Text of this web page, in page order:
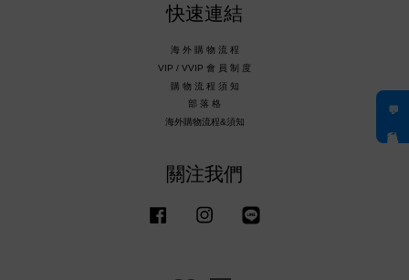
快速連結
海 外 購 物 流 程
VIP / VVIP 會 員 制 度
購 物 流 程 須 知
部 落 格
海外購物流程&須知
關注我們
Facebook Instagram
💬 私訊客服